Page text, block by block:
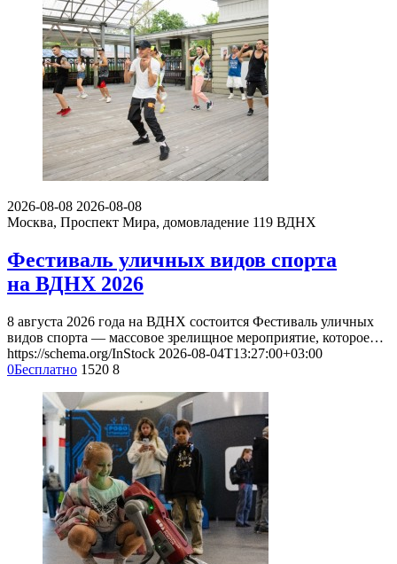
2026-08-08 2026-08-08
Москва, Проспект Мира, домовладение 119 ВДНХ
Фестиваль уличных видов спорта
на ВДНХ 2026
8 августа 2026 года на ВДНХ состоится Фестиваль уличных
видов спорта — массовое зрелищное мероприятие, которое…
https://schema.org/InStock 2026-08-04T13:27:00+03:00
0Бесплатно 1520 8